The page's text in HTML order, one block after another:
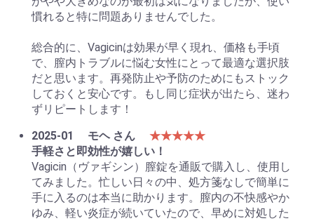
慣れると特に問題ありませんでした。
総合的に、Vagicinは効果が早く現れ、価格も手頃
で、膣内トラブルに悩む女性にとって最適な選択肢
だと思います。再発防止や予防のためにもストック
しておくと安心です。もし同じ症状が出たら、迷わ
ずリピートします！
2025-01
モヘ さん
★★★★★
手軽さと即効性が嬉しい！
Vagicin（ヴァギシン）膣錠を通販で購入し、使用し
てみました。忙しい日々の中、処方箋なしで簡単に
手に入るのは本当に助かります。膣内の不快感やか
ゆみ、軽い炎症が続いていたので、早めに対処した